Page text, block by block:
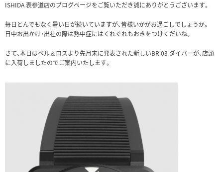
ISHIDA 表参道店のブログページをご覧いただき誠にありがとうございます。
毎日とんでもなく暑い日が続いていますが、皆様いかがお過ごしでしょうか。
日中お出かけ・出社の際は熱中症にはくれぐれもおきをつけくだいね。
さて、本日はベル＆ロスより先月末に発表された新しいBR 03 ダイバーが、店頭
に入荷しましたのでご案内いたします。